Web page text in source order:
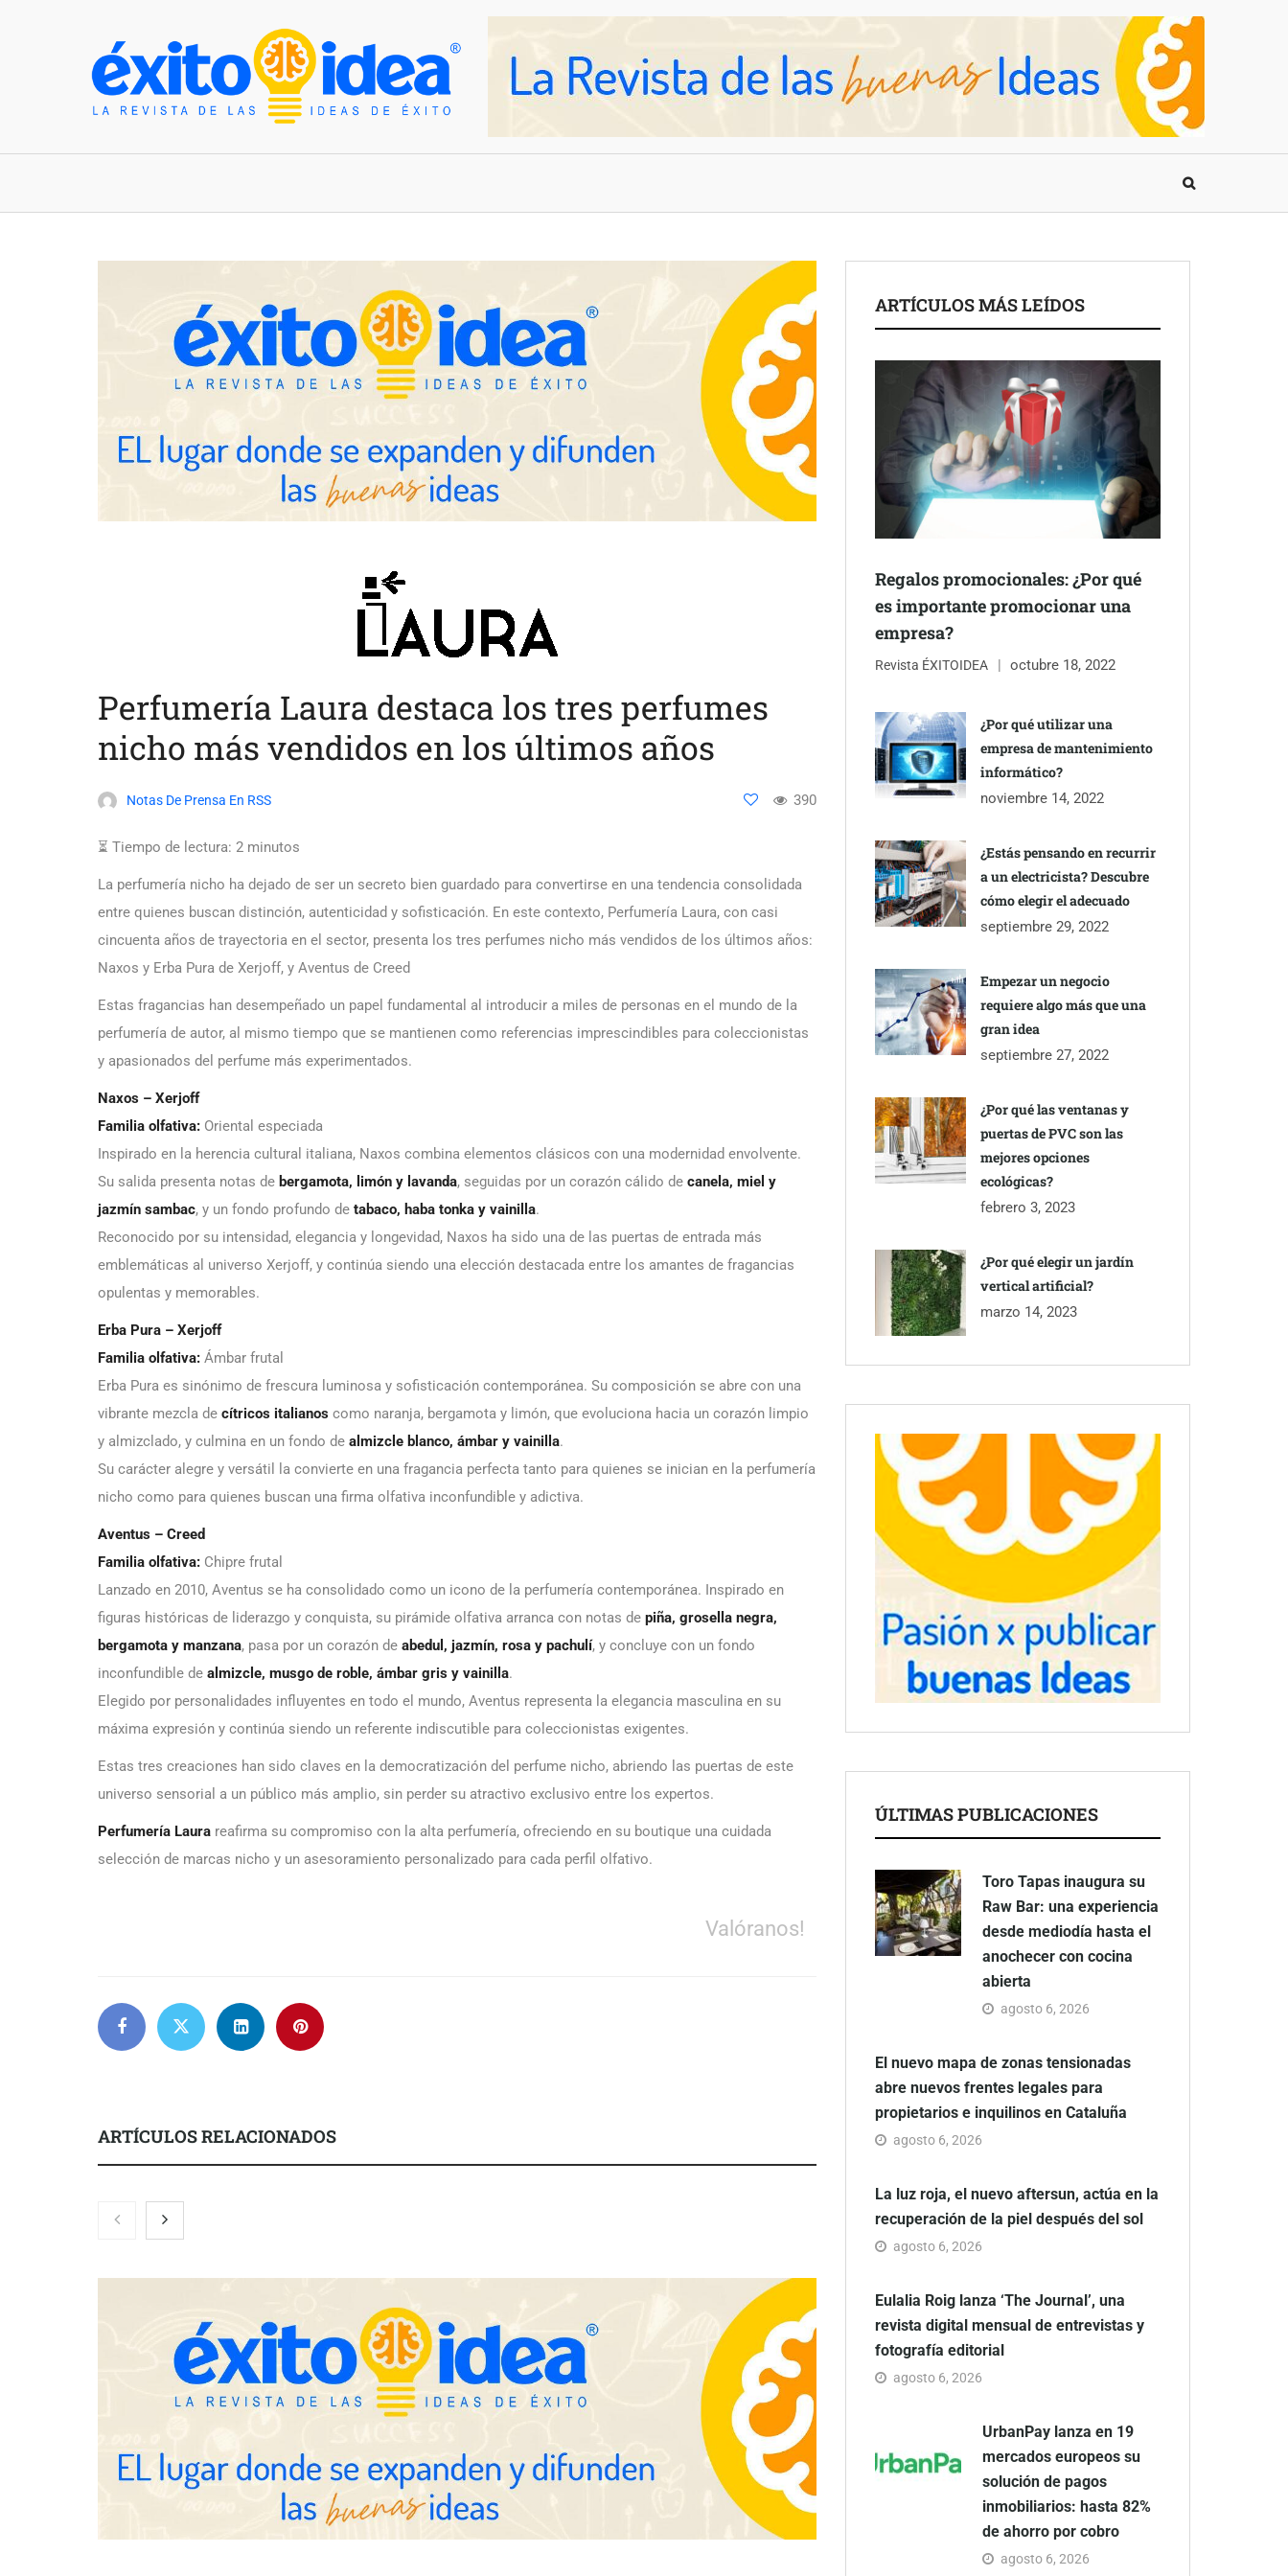
Perfumería Laura destaca los tres perfumes
nicho más vendidos en los últimos años
Notas De Prensa En RSS 390
⏳ Tiempo de lectura: 2 minutos
La perfumería nicho ha dejado de ser un secreto bien guardado para convertirse en una tendencia consolidada
entre quienes buscan distinción, autenticidad y sofisticación. En este contexto, Perfumería Laura, con casi
cincuenta años de trayectoria en el sector, presenta los tres perfumes nicho más vendidos de los últimos años:
Naxos y Erba Pura de Xerjoff, y Aventus de Creed
Estas fragancias han desempeñado un papel fundamental al introducir a miles de personas en el mundo de la
perfumería de autor, al mismo tiempo que se mantienen como referencias imprescindibles para coleccionistas
y apasionados del perfume más experimentados.
Naxos – Xerjoff
Familia olfativa: Oriental especiada
Inspirado en la herencia cultural italiana, Naxos combina elementos clásicos con una modernidad envolvente.
Su salida presenta notas de bergamota, limón y lavanda, seguidas por un corazón cálido de canela, miel y
jazmín sambac, y un fondo profundo de tabaco, haba tonka y vainilla.
Reconocido por su intensidad, elegancia y longevidad, Naxos ha sido una de las puertas de entrada más
emblemáticas al universo Xerjoff, y continúa siendo una elección destacada entre los amantes de fragancias
opulentas y memorables.
Erba Pura – Xerjoff
Familia olfativa: Ámbar frutal
Erba Pura es sinónimo de frescura luminosa y sofisticación contemporánea. Su composición se abre con una
vibrante mezcla de cítricos italianos como naranja, bergamota y limón, que evoluciona hacia un corazón limpio
y almizclado, y culmina en un fondo de almizcle blanco, ámbar y vainilla.
Su carácter alegre y versátil la convierte en una fragancia perfecta tanto para quienes se inician en la perfumería
nicho como para quienes buscan una firma olfativa inconfundible y adictiva.
Aventus – Creed
Familia olfativa: Chipre frutal
Lanzado en 2010, Aventus se ha consolidado como un icono de la perfumería contemporánea. Inspirado en
figuras históricas de liderazgo y conquista, su pirámide olfativa arranca con notas de piña, grosella negra,
bergamota y manzana, pasa por un corazón de abedul, jazmín, rosa y pachulí, y concluye con un fondo
inconfundible de almizcle, musgo de roble, ámbar gris y vainilla.
Elegido por personalidades influyentes en todo el mundo, Aventus representa la elegancia masculina en su
máxima expresión y continúa siendo un referente indiscutible para coleccionistas exigentes.
Estas tres creaciones han sido claves en la democratización del perfume nicho, abriendo las puertas de este
universo sensorial a un público más amplio, sin perder su atractivo exclusivo entre los expertos.
Perfumería Laura reafirma su compromiso con la alta perfumería, ofreciendo en su boutique una cuidada
selección de marcas nicho y un asesoramiento personalizado para cada perfil olfativo.
Valóranos!
ARTÍCULOS RELACIONADOS
Toro Tapas inaugura su Raw Bar:
una experiencia desde mediodía
hasta el anochecer con cocina
Eulalia Roig lanza ‘The Journal’,
una revista digital mensual de
entrevistas y fotografía editorial
Gestoría Online reduce a unas
horas el alta de autónomo
ARTÍCULOS MÁS LEÍDOS
Regalos promocionales: ¿Por qué
es importante promocionar una
empresa?
Revista ÉXITOIDEA octubre 18, 2022
¿Por qué utilizar una
empresa de mantenimiento
informático?
noviembre 14, 2022
¿Estás pensando en recurrir
a un electricista? Descubre
cómo elegir el adecuado
septiembre 29, 2022
Empezar un negocio
requiere algo más que una
gran idea
septiembre 27, 2022
¿Por qué las ventanas y
puertas de PVC son las
mejores opciones
ecológicas?
febrero 3, 2023
¿Por qué elegir un jardín
vertical artificial?
marzo 14, 2023
ÚLTIMAS PUBLICACIONES
Toro Tapas inaugura su
Raw Bar: una experiencia
desde mediodía hasta el
anochecer con cocina
abierta
agosto 6, 2026
El nuevo mapa de zonas tensionadas
abre nuevos frentes legales para
propietarios e inquilinos en Cataluña
agosto 6, 2026
La luz roja, el nuevo aftersun, actúa en la
recuperación de la piel después del sol
agosto 6, 2026
Eulalia Roig lanza ‘The Journal’, una
revista digital mensual de entrevistas y
fotografía editorial
agosto 6, 2026
UrbanPay lanza en 19
mercados europeos su
solución de pagos
inmobiliarios: hasta 82%
de ahorro por cobro
agosto 6, 2026